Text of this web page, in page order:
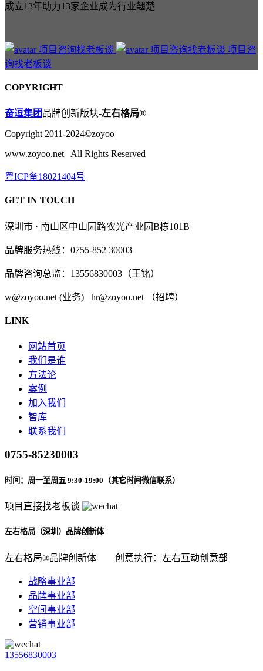
成立13年助力13家企业成为行业翘楚
项目咨
询找老板谈
COPYRIGHT
奋逗集团品牌创新版块-左右格局®
Copyright 2011-2024©zoyoo
www.zoyoo.net All Rights Reserved
粤ICP备18021404号
GET IN TOUCH
深圳市 · 南山区中山园路农光产业园B栋101B
品牌服务热线：0755-852 30003
品牌咨询总监：13556830003（王铭）
w@zoyoo.net (业务) hr@zoyoo.net （招聘）
LINK
网站首页
我们是谁
方法论
案例
加入我们
智库
联系我们
0755-85230003
时间：周一至周五 9:30-19:00（其它时间微信联系）
项目直接找老板谈
左右格局（深圳）品牌创新体
左右格局®品牌创新体 创意执行：左右互动创意部
战略事业部
品牌事业部
空间事业部
营销事业部
13556830003